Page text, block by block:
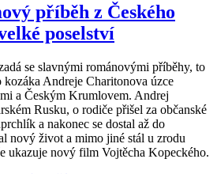
příběh z Českého
poselství
se slavnými románovými příběhy, to
Andreje Charitonova úzce
a Českým Krumlovem. Andrej
Rusku, o rodiče přišel za občanské
a nakonec se dostal až do
nový život a mimo jiné stál u zrodu
ukazuje nový film Vojtěcha Kopeckého.